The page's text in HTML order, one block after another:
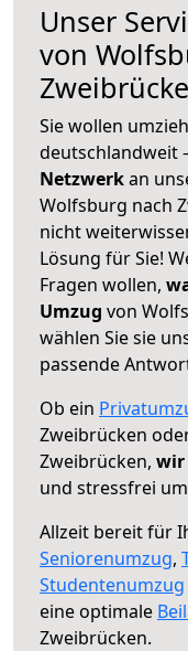
Unser
von
Sie wollen
deutschlandweit
Netzwerkan
Wolfsburg nach
nicht
Lösung für Sie!
Fragen wollen,
Umzug von
wählen Sie sie
passende
Ob ein
Zweibrücken
Zweibrücken, wir
und stressfrei
Allzeit bereit für
Seniorenumzug,
Studentenumzug
eine optimale
Zweibrücken.